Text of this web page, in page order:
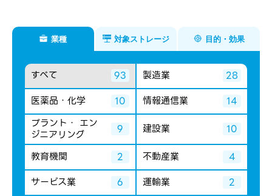
業種 対象ストレージ 目的・効果
すべて 93 製造業
28
医薬品・化学
10 情報通信業
14
プラント・ エン
ジニアリング 9 建設業
10
教育機関
2 不動産業
4
サービス業
6 運輸業
2